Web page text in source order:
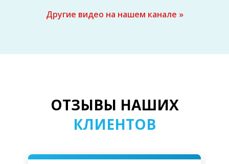
Другие видео на нашем канале »
ОТЗЫВЫ НАШИХ
КЛИЕНТОВ